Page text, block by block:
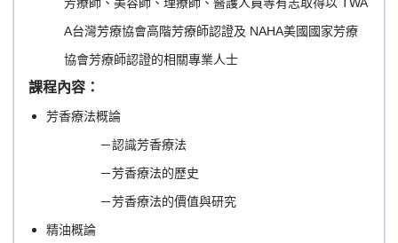
A台灣芳療協會高階芳療師認證及 NAHA美國國家芳療
協會芳療師認證的相關專業人士
課程內容：
芳香療法概論
－認識芳香療法
－芳香療法的歷史
－芳香療法的價值與研究
精油概論